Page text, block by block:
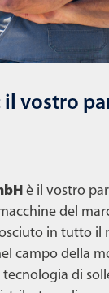
il vostro
è il vostro
del
in tutto il
campo della
di